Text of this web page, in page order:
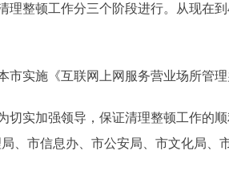
DEUTSCH
整顿工作分三个阶段进行。从现在到
实施《互联网上网服务营业场所管理
实加强领导，保证清理整顿工作的顺
、市信息办、市公安局、市文化局、